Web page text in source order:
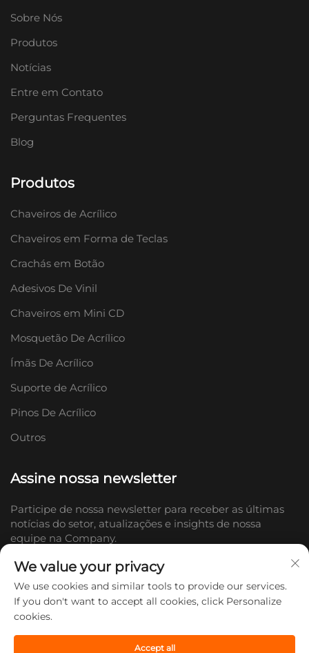
Sobre Nós
Produtos
Notícias
Entre em Contato
Perguntas Frequentes
Blog
Produtos
Chaveiros de Acrílico
Chaveiros em Forma de Teclas
Crachás em Botão
Adesivos De Vinil
Chaveiros em Mini CD
Mosquetão De Acrílico
Ímãs De Acrílico
Suporte de Acrílico
Pinos De Acrílico
Outros
Assine nossa newsletter
Participe de nossa newsletter para receber as últimas
notícias do setor, atualizações e insights de nossa
equipe na Company.
Ltd. Todos os direitos reservados. -
We value your privacy
We use cookies and similar tools to provide our services.
If you don't want to accept all cookies, click Personalize
cookies.
Accept all